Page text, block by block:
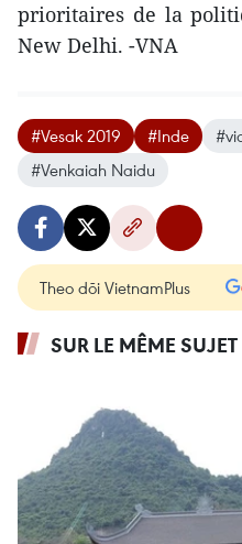
prioritaires de la
New Delhi. -VNA
#Vesak 2019 #Inde
#Venkaiah Naidu
Theo dõi VietnamPlus
SUR LE MÊME SUJET